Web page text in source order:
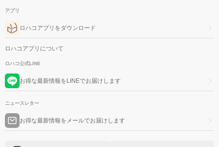
アプリ
ロハコアプリをダウンロード
ロハコアプリについて
ロハコ公式LINE
お得な最新情報をLINEでお届けします
ニュースレター
お得な最新情報をメールでお届けします